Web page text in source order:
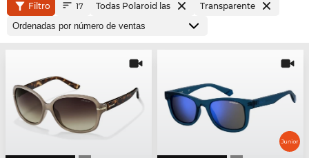
Filtro 17 Todas Polaroid las Transparente